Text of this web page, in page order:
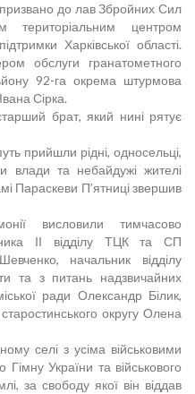
до лав Збройних Сил
територіальним центром
Харківської області.
обслуги гранатометного
92-га окрема штурмова
Сірка.
брат, який нині рятує
прийшли рідні, односельці,
влади та небайдужі жителі
Параскеви П’ятниці звершив
висловили тимчасово
ІІ відділу ТЦК та СП
начальник відділу
та з питань надзвичайних
ради Олександр Білик,
округу Олена
селі з усіма військовими
України та військового
за свободу якої він віддав